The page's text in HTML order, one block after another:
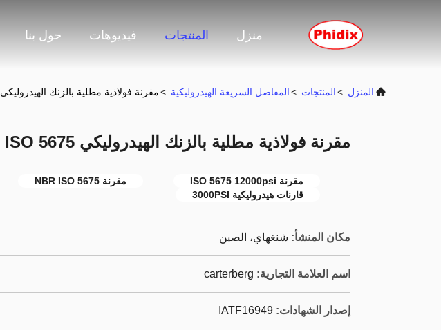
منزل المنتجات فيديوهات حول بنا
المنزل >المنتجات >المفاصل السريعة الهيدروليكية >مقرنة فولاذية مطلية بالزنك الهيدروليكي 3000PSI ISO 5675
مقرنة فولاذية مطلية بالزنك الهيدروليكي 3000PSI ISO 5675
مقرنة ISO 5675 12000psi
مقرنة NBR ISO 5675
قارنات هيدروليكية 3000PSI
مكان المنشأ: شنغهاي، الصين
اسم العلامة التجارية: carterberg
إصدار الشهادات: IATF16949